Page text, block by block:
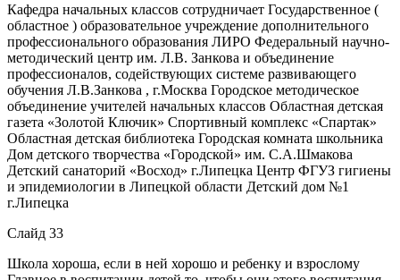
Кафедра начальных классов сотрудничает Государственное (
областное ) образовательное учреждение дополнительного
профессионального образования ЛИРО Федеральный научно-
методический центр им. Л.В. Занкова и объединение
профессионалов, содействующих системе развивающего
обучения Л.В.Занкова , г.Москва Городское методическое
объединение учителей начальных классов Областная детская
газета «Золотой Ключик» Спортивный комплекс «Спартак»
Областная детская библиотека Городская комната школьника
Дом детского творчества «Городской» им. С.А.Шмакова
Детский санаторий «Восход» г.Липецка Центр ФГУЗ гигиены
и эпидемиологии в Липецкой области Детский дом №1
г.Липецка
Слайд 33
Школа хороша, если в ней хорошо и ребенку и взрослому